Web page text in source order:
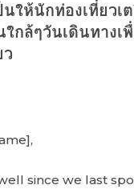
ให้นักท่องเที่ยว
กล้ๆวันเดินทางเ
since we last